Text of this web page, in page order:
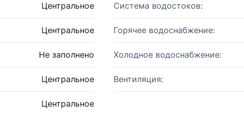
Центральное Система водостоков:
Центральное Горячее водоснабжение:
Не заполнено Холодное водоснабжение:
Центральное Вентиляция:
Центральное